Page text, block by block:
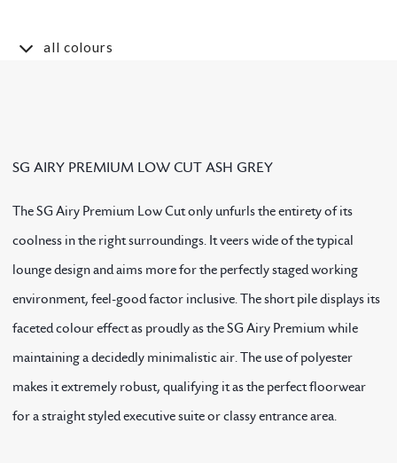
all colours
SG AIRY PREMIUM LOW CUT ASH GREY
The SG Airy Premium Low Cut only unfurls the entirety of its
coolness in the right surroundings. It veers wide of the typical
lounge design and aims more for the perfectly staged working
environment, feel-good factor inclusive. The short pile displays its
faceted colour effect as proudly as the SG Airy Premium while
maintaining a decidedly minimalistic air. The use of polyester
makes it extremely robust, qualifying it as the perfect floorwear
for a straight styled executive suite or classy entrance area.